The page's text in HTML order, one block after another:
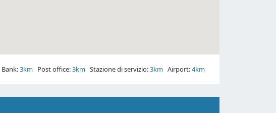
Bank:3km Post office:3km Stazione di servizio:3km Airport:4km